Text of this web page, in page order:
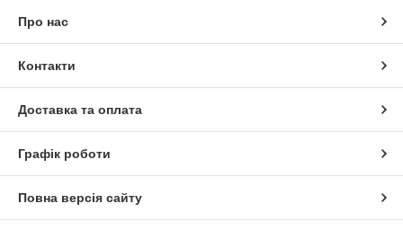
Про нас
Контакти
Доставка та оплата
Графік роботи
Повна версія сайту